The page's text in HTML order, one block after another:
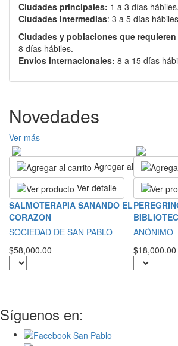
Ciudades principales: 1 a 3 días hábiles.
Ciudades intermedias: 3 a 5 días
Ciudades y poblaciones que
8 días hábiles.
Envíos internacionales: 8 a 15 días
Novedades
Ver más
Agregar al carrito
Ver detalle
SALMOTERAPIA SANANDO EL
CORAZON
SOCIEDAD DE SAN PABLO
$58,000.00
ANÓNIMO
$18,000.00
Síguenos en: